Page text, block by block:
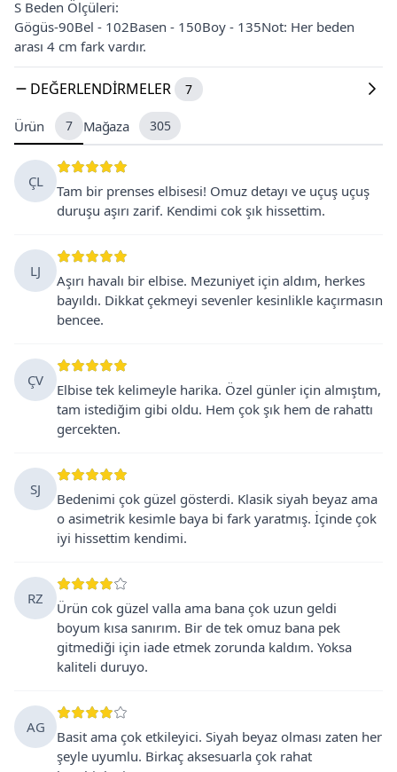
S Beden Ölçüleri:
Gögüs-90Bel - 102Basen - 150Boy - 135Not: Her beden
arası 4 cm fark vardır.
DEĞERLENDIRMELER 7
Ürün 7 Mağaza 305
ÇL
Tam bir prenses elbisesi! Omuz detayı ve uçuş uçuş
duruşu aşırı zarif. Kendimi cok şık hissettim.
LJ
Aşırı havalı bir elbise. Mezuniyet için aldım, herkes
bayıldı. Dikkat çekmeyi sevenler kesinlikle kaçırmasın
bencee.
ÇV
Elbise tek kelimeyle harika. Özel günler için almıştım,
tam istediğim gibi oldu. Hem çok şık hem de rahattı
gercekten.
SJ
Bedenimi çok güzel gösterdi. Klasik siyah beyaz ama
o asimetrik kesimle baya bi fark yaratmış. İçinde çok
iyi hissettim kendimi.
RZ
Ürün cok güzel valla ama bana çok uzun geldi
boyum kısa sanırım. Bir de tek omuz bana pek
gitmediği için iade etmek zorunda kaldım. Yoksa
kaliteli duruyo.
AG
Basit ama çok etkileyici. Siyah beyaz olması zaten her
şeyle uyumlu. Birkaç aksesuarla çok rahat